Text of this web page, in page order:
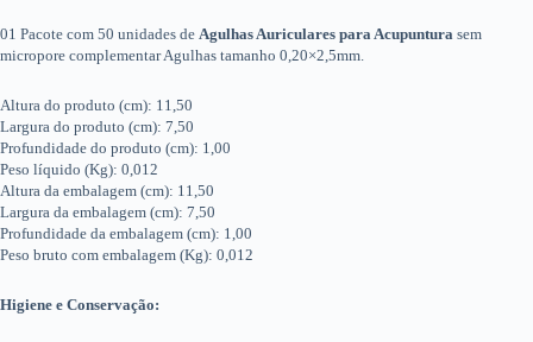
01 Pacote com 50 unidades de Agulhas Auriculares para Acupuntura sem
micropore complementar Agulhas tamanho 0,20×2,5mm.
Altura do produto (cm): 11,50
Largura do produto (cm): 7,50
Profundidade do produto (cm): 1,00
Peso líquido (Kg): 0,012
Altura da embalagem (cm): 11,50
Largura da embalagem (cm): 7,50
Profundidade da embalagem (cm): 1,00
Peso bruto com embalagem (Kg): 0,012
Higiene e Conservação: